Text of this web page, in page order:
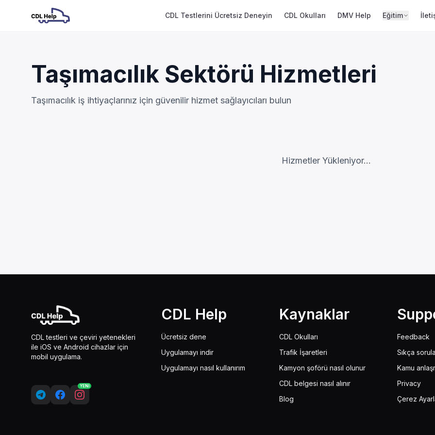
CDL Testlerini Ücretsiz Deneyin CDL Okulları DMV Help Eğitim
Taşımacılık Sektörü Hizmetleri
Taşımacılık iş ihtiyaçlarınız için güvenilir hizmet sağlayıcıları bulun
Hizmetler Yükleniyor...
CDL testleri ve çeviri yetenekleri
ile iOS ve Android cihazlar için
mobil uygulama.
YENİ
CDL Help
Ücretsiz dene
Uygulamayı indir
Uygulamayı nasıl kullanırım
Kaynaklar
CDL Okulları
Trafik İşaretleri
Kamyon şoförü nasıl olunur
CDL belgesi nasıl alınır
Blog
Feedback
Sıkça
Kamu
Privacy
Çerez